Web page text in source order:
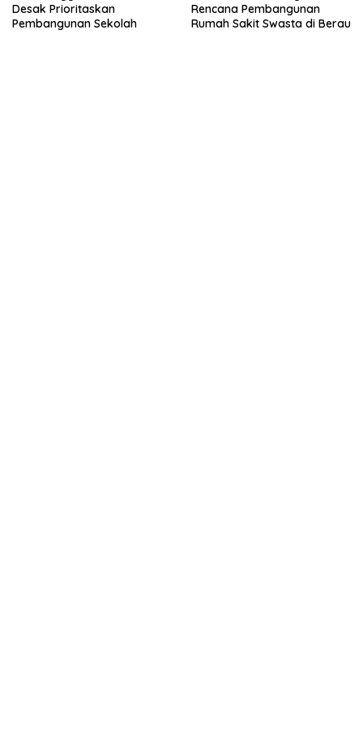
Desak Prioritaskan
Pembangunan Sekolah
Rencana Pembangunan
Rumah Sakit Swasta di Berau